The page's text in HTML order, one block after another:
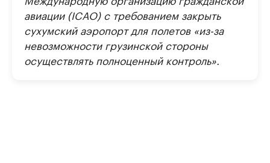
авиации (ICAO) с требованием закрыть
сухумский аэропорт для полетов «из-за
невозможности грузинской стороны
осуществлять полноценный контроль».